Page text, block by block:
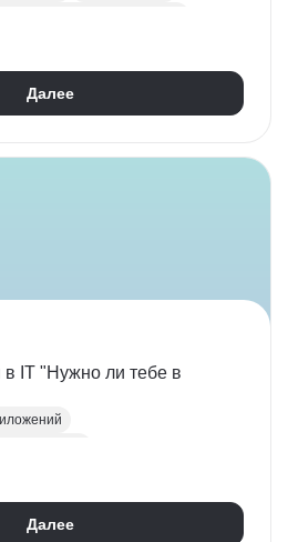
Далее
IT "Нужно ли тебе в
Далее